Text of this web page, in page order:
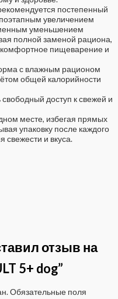
постепенный
увеличением
уменьшением
полной заменой рациона,
пищеварение и
с влажным рационом
общей калорийности
доступ к свежей и
месте, избегая прямых
упаковку после каждого
свежести и вкуса.
отзыв на
5+ dog”
Обязательные поля